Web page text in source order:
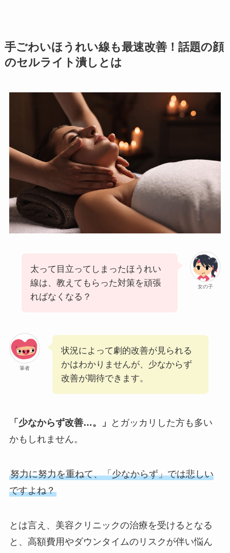
手ごわいほうれい線も最速改善！話題の顔
のセルライト潰しとは
女の子
太って目立ってしまったほうれい
線は、教えてもらった対策を頑張
ればなくなる？
筆者
状況によって劇的改善が見られる
かはわかりませんが、少なからず
改善が期待できます。
「少なからず改善…。」
とガッカリした方も多い
かもしれません。
努力に努力を重ねて、「少なからず」では悲しい
ですよね？
とは言え、美容クリニックの治療を受けるとなる
と、高額費用やダウンタイムのリスクが伴い悩ん